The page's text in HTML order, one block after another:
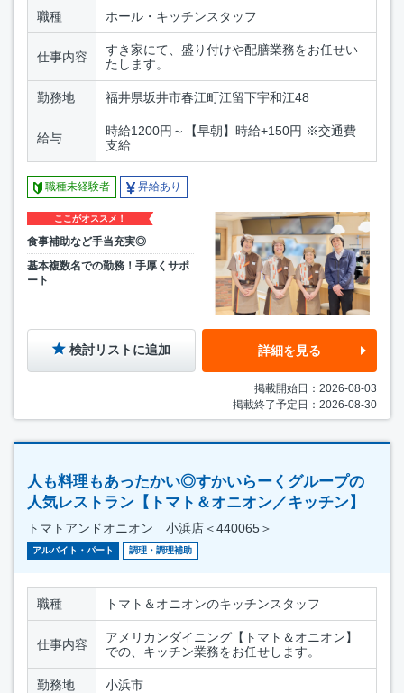
職種 ホール・キッチンスタッフ
仕事内容
すき家にて、盛り付けや配膳業務をお任せい
たします。
勤務地 福井県坂井市春江町江留下宇和江48
給与
時給1200円～【早朝】時給+150円 ※交通費
支給
職種未経験者 昇給あり
ここがオススメ！
食事補助など手当充実◎
基本複数名での勤務！手厚くサポ
ート
検討リストに追加 詳細を見る
掲載開始日：2026-08-03
掲載終了予定日：2026-08-30
人も料理もあったかい◎すかいらーくグループの
人気レストラン【トマト＆オニオン／キッチン】
トマトアンドオニオン 小浜店＜440065＞
アルバイト・パート 調理・調理補助
職種 トマト＆オニオンのキッチンスタッフ
仕事内容
アメリカンダイニング【トマト＆オニオン】
での、キッチン業務をお任せします。
勤務地 小浜市